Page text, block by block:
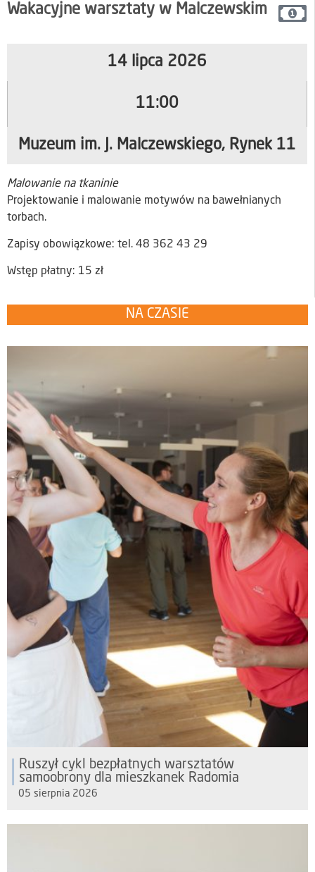
Wakacyjne warsztaty w Malczewskim
14 lipca 2026
11:00
Muzeum im. J. Malczewskiego, Rynek 11
Malowanie na tkaninie
Projektowanie i malowanie motywów na bawełnianych
torbach.
Zapisy obowiązkowe: tel. 48 362 43 29
Wstęp płatny: 15 zł
NA CZASIE
Ruszył cykl bezpłatnych warsztatów
samoobrony dla mieszkanek Radomia
05 sierpnia 2026